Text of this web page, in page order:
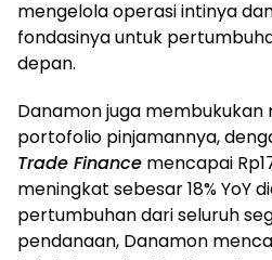
mengelola operasi intinya
fondasinya untuk
depan.
Danamon juga
portofolio pinjamannya,
Trade Finance mencapai
meningkat sebesar 18% YoY
pertumbuhan dari seluruh
pendanaan, Danamon